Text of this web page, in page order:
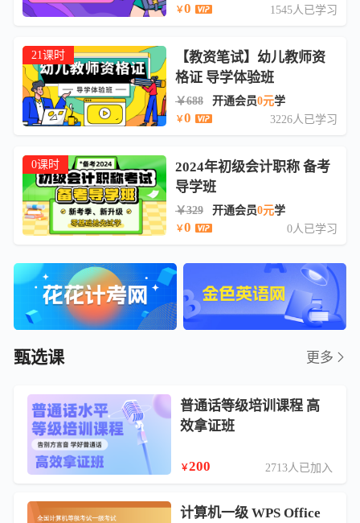
￥0 1545人已学习
21课时
【教资笔试】幼儿教师资
格证 导学体验班
￥688 开通会员0元学
￥0 3226人已学习
0课时
2024年初级会计职称 备考
导学班
￥329 开通会员0元学
￥0 0人已学习
甄选课 更多
普通话等级培训课程 高
效拿证班
￥200 2713人已加入
计算机一级 WPS Office